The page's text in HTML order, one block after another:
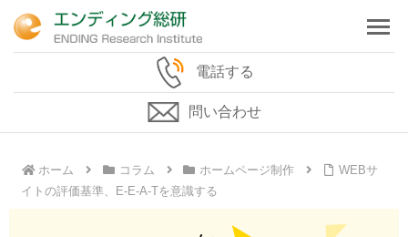
電話する
問い合わせ
ホーム コラム ホームページ制作
WEBサ
イトの評価基準、E-E-A-Tを意識する